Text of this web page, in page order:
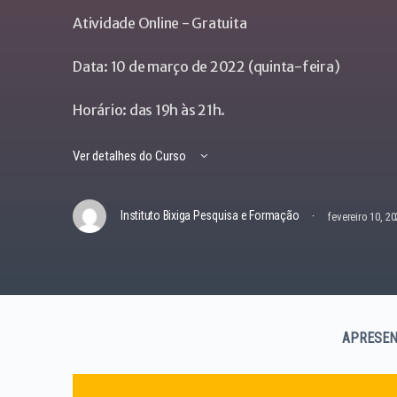
Atividade Online - Gratuita
Data: 10 de março de 2022 (quinta-feira)
Horário: das 19h às 21h.
Ver detalhes do Curso
Instituto Bixiga Pesquisa e Formação · fevereiro 10,